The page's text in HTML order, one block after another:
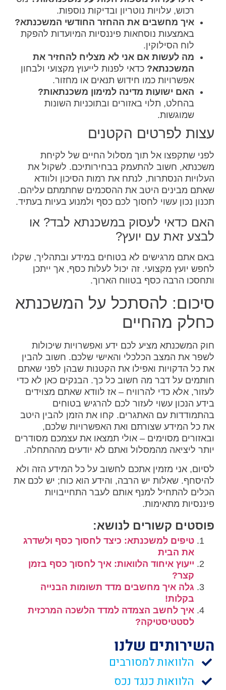
רכוש, עלויות נוטריון ובדיקות נוספות.
איך מחשבים את ההחזר החודשי המשכנתא?
באמצעות נוסחאות פיננסיות המיועדות להפקת
לוח הסילוקין.
מה לעשות אם אני לא מצליח להחזיר את
המשכנתא? כדאי לפנות לייעוץ מקצועי ולבחון
אפשרויות כמו חידוש תנאים או מחזור.
האם ישועות מדינה למימון משכנתאות?
בהחלט, תלוי באזורים ובתוכניות השונות
שמוגשות.
עצות לפרטים הקטנים
לפני שתקפצו אל תוך מסלול החיים של לקיחת
משכנתא, חשוב להתעמק בבחירותיכם. לשקול את
העלויות הנסתרות, לנתח את רמות הסיכון ולוודא
שאתם מבינים היטב את ההסכמים שחתמתם עליהם.
תכנון נכון עשוי לחסוך לכם כסף ולמנוע בעיות בעתיד.
האם כדאי לעסוק במשכנתא לבד? או
לבצע זאת עם יועץ?
באם אתם מרגישים לא בטוחים במידע ובתהליך, שקלו
לחפש יועץ מקצועי. זה יכול לעלות כסף, אך ייתכן
ותחסכו הרבה כסף בטווח הארוך.
סיכום: להסתכל על המשכנתא
כחלק מהחיים
חוק המשכנתא מציע לכם ידע ואפשרויות שיכולות
לשפר את המצב הכלכלי והאישי שלכם. חשוב להבין
את כל הדקויות ואפילו את הקטנות שבהן לפני שאתם
חותמים על דבר מה חשוב כל כך. הבנקים כאן לא כדי
לעזור, אלא כדי להרוויח – אז לוודא שאתם מצוידים
בידע הנכון עשוי לעזור לכם להרגיש בטוחים
בהתמודדות עם האתגרים. קחו את הזמן להבין היטב
את כל המידע שצורתם ואת האפשרויות שלכם,
ובאזורים מסוימים – אולי תמצאו את עצמכם מסודרים
יותר ליציאה מהמסלול ואתם לא יודעים מההתחלה.
לסיום, אני מזמין אתכם לחשוב על כל המידע הזה ולא
להיסחף. שאלות יש הרבה, והידע הוא כוח; יש לכם את
הכלים להתחיל למנף אותם לעבר התחייבויות
פיננסיות מתאימות.
פוסטים קשורים לנושא:
טיפים למשכנתא: כיצד לחסוך כסף ולשדרג
את הבית
ייעוץ איחוד הלוואות: איך לחסוך כסף בזמן
קצר?
גלה איך מחשבים מדד תשומות הבנייה
בקלות!
איך לחשב הצמדה למדד הלשכה המרכזית
לסטטיסטיקה?
השירותים שלנו
הלוואות למסורבים
הלוואות כנגד נכס